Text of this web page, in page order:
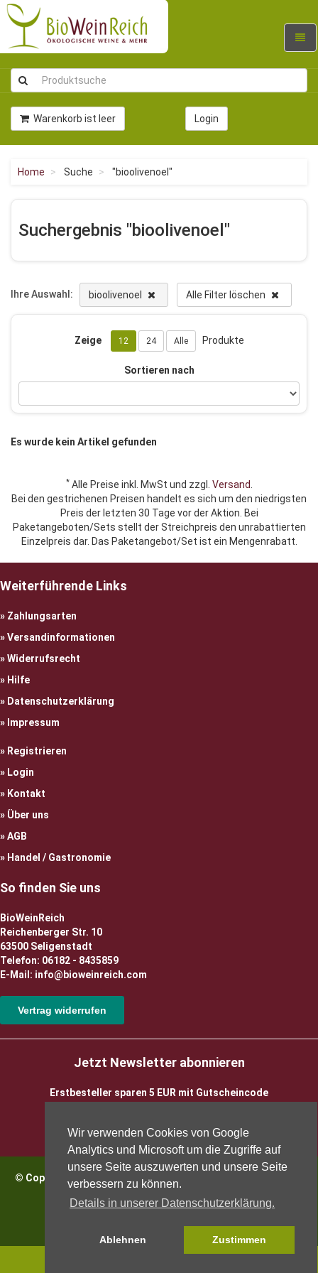
Wir verwenden Cookies von Google
Analytics und Microsoft um die Zugriffe auf
unsere Seite auszuwerten und unsere Seite
verbessern zu können.
Details in unserer Datenschutzerklärung.
Ablehnen Zustimmen
Warenkorb ist leer Login
Home Suche "bioolivenoel"
Suchergebnis "bioolivenoel"
Ihre Auswahl: bioolivenoel Alle Filter löschen
Zeige 12 24 Alle Produkte
Sortieren nach
Es wurde kein Artikel gefunden
*Alle Preise inkl. MwSt und zzgl. Versand.
Bei den gestrichenen Preisen handelt es sich um den niedrigsten
Preis der letzten 30 Tage vor der Aktion. Bei
Paketangeboten/Sets stellt der Streichpreis den unrabattierten
Einzelpreis dar. Das Paketangebot/Set ist ein Mengenrabatt.
Weiterführende Links
Zahlungsarten
Versandinformationen
Widerrufsrecht
Hilfe
Datenschutzerklärung
Impressum
Registrieren
Login
Kontakt
Über uns
AGB
Handel / Gastronomie
So finden Sie uns
BioWeinReich
Reichenberger Str. 10
63500 Seligenstadt
Telefon: 06182 - 8435859
E-Mail: info@bioweinreich.com
Vertrag widerrufen
Jetzt Newsletter abonnieren
Erstbesteller sparen 5 EUR mit Gutscheincode
© Copyright 2026 BioWeinReich. Alle Rechte vorbehalten |